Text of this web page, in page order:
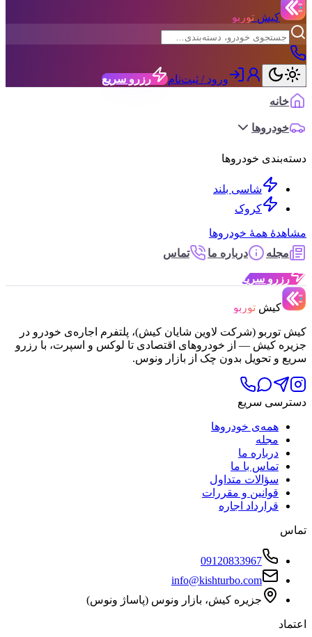
کیش توربو
ورود / ثبت‌نام
رزرو سریع
خانه
خودروها
دسته‌بندی خودروها
شاسی بلند
کروک
مشاهدهٔ همهٔ خودروها
مجله
درباره ما تماس
رزرو سریع
کیش توربو
کیش توربو (شرکت لاوین شایان کیش)، پلتفرم اجاره‌ی خودرو در
جزیره کیش — از خودروهای اقتصادی تا لوکس و اسپرت، با رزرو
سریع و تحویل بدون چک از بازار ونوس.
دسترسی سریع
همه‌ی خودروها
مجله
درباره ما
تماس با ما
سؤالات متداول
قوانین و مقررات
قرارداد اجاره
تماس
09120833967
info@kishturbo.com
جزیره کیش، بازار ونوس (پاساژ ونوس)
اعتماد